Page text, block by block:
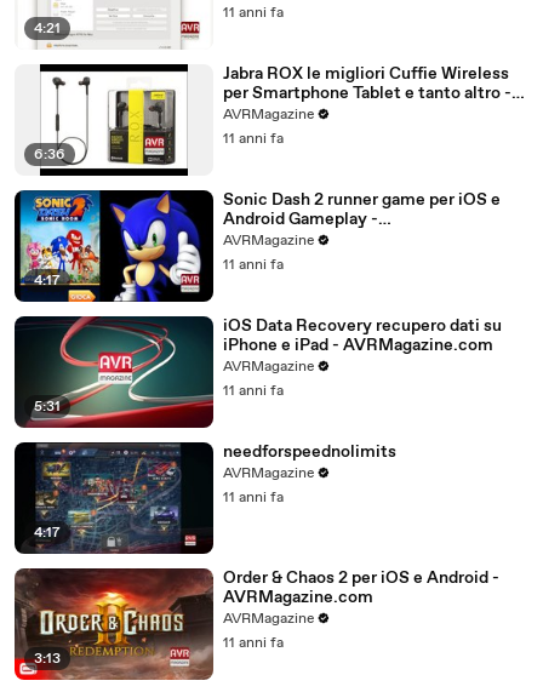
4:21
11 anni fa
6:36
Jabra ROX le migliori Cuffie Wireless
per Smartphone Tablet e tanto altro -
AVRMagazine.com (720p)
AVRMagazine
11 anni fa
4:17
Sonic Dash 2 runner game per iOS e
Android Gameplay -
AVRMagazine.com
AVRMagazine
11 anni fa
5:31
iOS Data Recovery recupero dati su
iPhone e iPad - AVRMagazine.com
AVRMagazine
11 anni fa
4:17
needforspeednolimits
AVRMagazine
11 anni fa
3:13
Order & Chaos 2 per iOS e Android -
AVRMagazine.com
AVRMagazine
11 anni fa